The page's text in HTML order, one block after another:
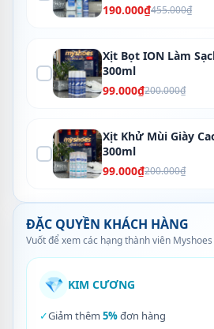
190.000₫455.000₫
Xịt Bọt ION Làm
300ml
99.000₫200.000₫
Xịt Khử Mùi Giày
300ml
99.000₫200.000₫
ĐẶC QUYỀN KHÁCH HÀNG
Vuốt để xem các hạng thành viên Myshoes
💎 KIM CƯƠNG
✓Giảm thêm 5%đơn hàng